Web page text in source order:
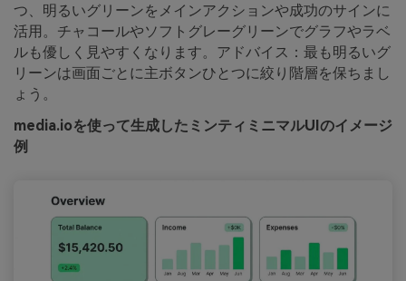
つ、明るいグリーンをメインアクションや成功のサインに
活用。チャコールやソフトグレーグリーンでグラフやラベ
ルも優しく見やすくなります。アドバイス：最も明るいグ
リーンは画面ごとに主ボタンひとつに絞り階層を保ちまし
ょう。
media.ioを使って生成したミンティミニマルUIのイメージ
例